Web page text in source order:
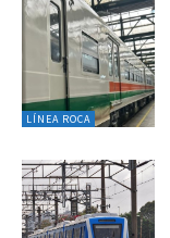
LÍNEA ROCA